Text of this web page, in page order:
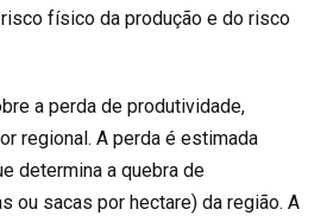
físico da produção e do risco
a perda de produtividade,
regional. A perda é estimada
determina a quebra de
ou sacas por hectare) da região. A